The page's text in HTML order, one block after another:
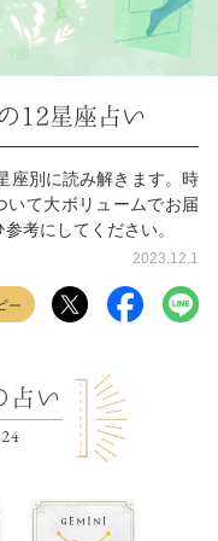
12星座占い
座別に読み解きます。時
いて大ボリュームでお届
考にしてください。
2023.12.1
占い